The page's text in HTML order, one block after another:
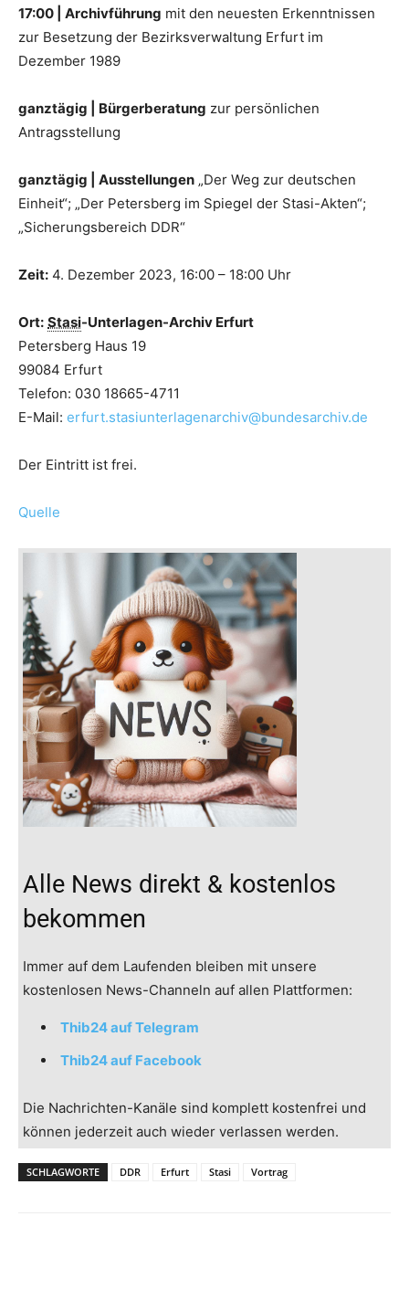
17:00 | Archivführung mit den neuesten Erkenntnissen
zur Besetzung der Bezirksverwaltung Erfurt im
Dezember 1989
ganztägig | Bürgerberatung zur persönlichen
Antragsstellung
ganztägig | Ausstellungen „Der Weg zur deutschen
Einheit“; „Der Petersberg im Spiegel der Stasi-Akten“;
„Sicherungsbereich DDR“
Zeit: 4. Dezember 2023, 16:00 – 18:00 Uhr
Ort: Stasi-Unterlagen-Archiv Erfurt
Petersberg Haus 19
99084 Erfurt
Telefon: 030 18665-4711
E-Mail: erfurt.stasiunterlagenarchiv@bundesarchiv.de
Der Eintritt ist frei.
Quelle
Alle News direkt & kostenlos
bekommen
Immer auf dem Laufenden bleiben mit unsere
kostenlosen News-Channeln auf allen Plattformen:
Thib24 auf Telegram
Thib24 auf Facebook
Die Nachrichten-Kanäle sind komplett kostenfrei und
können jederzeit auch wieder verlassen werden.
SCHLAGWORTE DDR Erfurt Stasi Vortrag